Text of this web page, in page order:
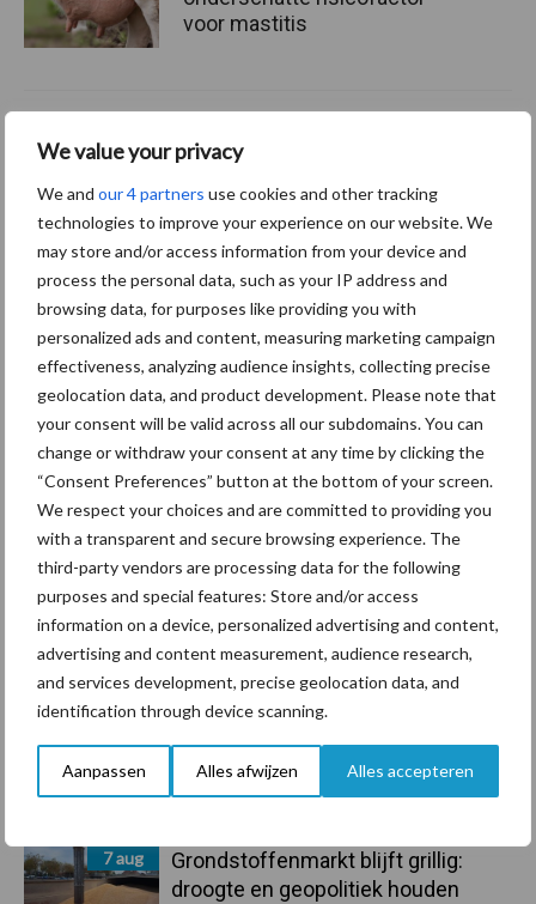
We value your privacy
We and our 4 partners use cookies and other tracking
technologies to improve your experience on our website. We
may store and/or access information from your device and
process the personal data, such as your IP address and
browsing data, for purposes like providing you with
personalized ads and content, measuring marketing campaign
effectiveness, analyzing audience insights, collecting precise
geolocation data, and product development. Please note that
your consent will be valid across all our subdomains. You can
change or withdraw your consent at any time by clicking the
“Consent Preferences” button at the bottom of your screen.
We respect your choices and are committed to providing you
with a transparent and secure browsing experience. The
third-party vendors are processing data for the following
purposes and special features: Store and/or access
information on a device, personalized advertising and content,
advertising and content measurement, audience research,
and services development, precise geolocation data, and
identification through device scanning.
Aanpassen Alles afwijzen Alles accepteren
Primaire
Recent nieuws Partner nieuws
7 aug
Grondstoffenmarkt blijft grillig:
droogte en geopolitiek houden
voor mastitis
marktaandeel groeien in
markt
Themapagina's
Diergezondheid Bemesting Fokkerij
Bedrijfsnieuws
Ligbox &
Voerhekken
Toon meer